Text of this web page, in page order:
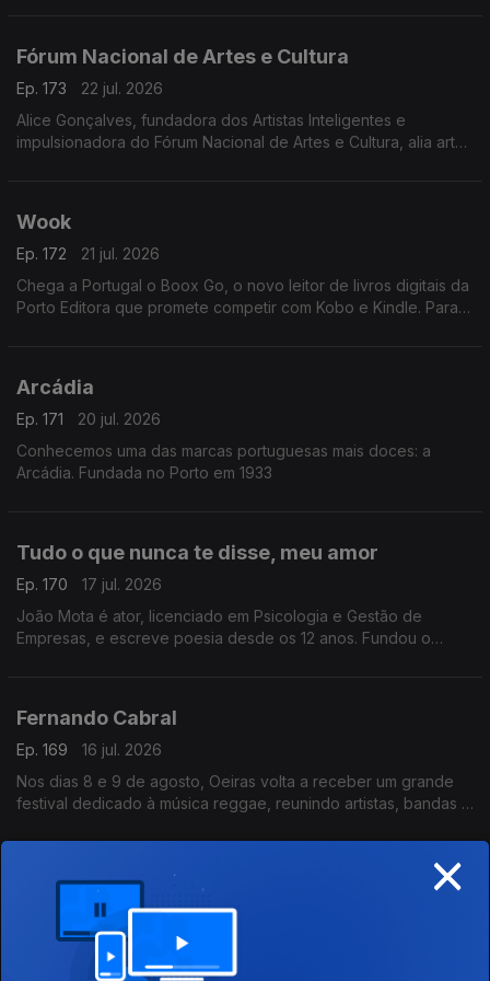
Fórum Nacional de Artes e Cultura
Ep. 173
22 jul. 2026
Alice Gonçalves, fundadora dos Artistas Inteligentes e
impulsionadora do Fórum Nacional de Artes e Cultura, alia arte,
Wook
Ep. 172
21 jul. 2026
Chega a Portugal o Boox Go, o novo leitor de livros digitais da
Porto Editora que promete competir com Kobo e Kindle. Para
Arcádia
Ep. 171
20 jul. 2026
Conhecemos uma das marcas portuguesas mais doces: a
Arcádia. Fundada no Porto em 1933
Tudo o que nunca te disse, meu amor
Ep. 170
17 jul. 2026
João Mota é ator, licenciado em Psicologia e Gestão de
Empresas, e escreve poesia desde os 12 anos. Fundou o
Fernando Cabral
Ep. 169
16 jul. 2026
Nos dias 8 e 9 de agosto, Oeiras volta a receber um grande
festival dedicado à música reggae, reunindo artistas, bandas e
diversidade e partilha
Se Disser a Verdade, Estarei a Mentir-te
16 jul. 2026
Frederico D’Orey: português nascido em Petrópolis,
doutorado em Ciências Empresariais. Com mais de 20 anos em
×